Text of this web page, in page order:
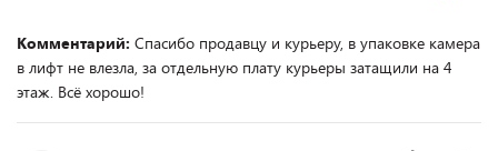
Комментарий: Спасибо продавцу и курьеру, в упаковке камера
в лифт не влезла, за отдельную плату курьеры затащили на 4
этаж. Всё хорошо!